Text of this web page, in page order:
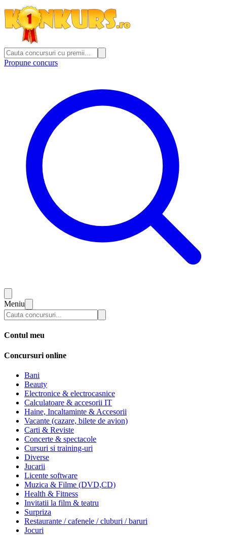
Propune concurs
Meniu
Contul meu
Concursuri online
Bani
Beauty
Electronice & electrocasnice
Calculatoare & accesorii IT
Haine, Incaltaminte & Accesorii
Vacante (cazare, bilete de avion)
Carti & Reviste
Concerte & spectacole
Cursuri si training-uri
Diverse
Jucarii
Licente software
Muzica & Filme (DVD,CD)
Health & Fitness
Invitatii la film & teatru
Surpriza
Restaurante / cafenele / cluburi / baruri
Jocuri